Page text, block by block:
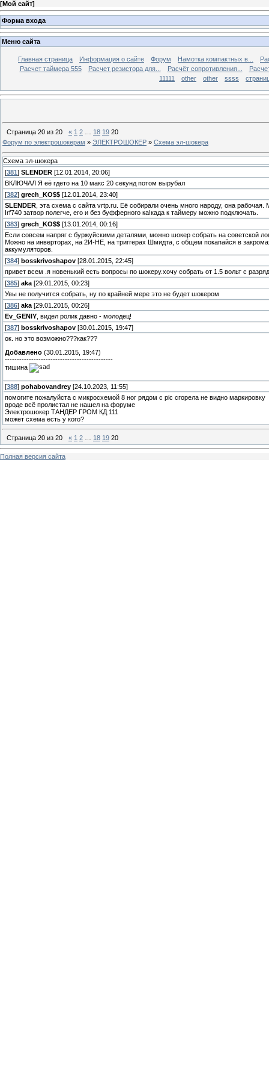
[Мой сайт]
Форма входа
Меню сайта
Главная страница Информация о сайте Форум Намотка компактных в...
Расчет таймера 555
Расчет резистора для... Расчёт сопротивления...
11111
other other ssss
Страница 20 из 20 « 1 2 18 19 20
Форум по электрошокерам » ЭЛЕКТРОШОКЕР » Схема эл-шокера
Схема эл-шокера
[381 ] SLENDER [12.01.2014, 20:06]
ВКЛЮЧАЛ Я её гдето на 10 макс 20 секунд потом вырубал
[382] grech_KO$$ [12.01.2014, 23:40]
SLENDER , эта схема с сайта vrtp.ru. Её собирали очень много народу, она
Irf740 затвор полегче, его и без буфферного ка!када к таймеру можно подключать.
[383] grech_KO$$ [13.01.2014, 00:16]
Если совсем напряг с буржуйскими деталями, можно шокер собрать на советской
Можно на инверторах, на 2И-НЕ, на триггерах Шмидта, с общем покапайся в
аккумуляторов.
[384] bosskrivoshapov [28.01.2015, 22:45]
привет всем .я новенький есть вопросы по шокеру.хочу собрать от 1.5 вольт с
[385] aka [29.01.2015, 00:23]
Увы не получится собрать, ну по крайней мере это не будет шокером
[386] aka [29.01.2015, 00:26]
Ev_GENIY , видел ролик давно - молодец!
[387] bosskrivoshapov [30.01.2015, 19:47]
ок. но это возможно???как???
Добавлено (30.01.2015, 19:47)
---------------------------------------------
тишина
[388] pohabovandrey [24.10.2023, 11:55]
помогите пожалуйста с микросхемой 8 ног рядом с pic сгорела не видно маркировку
вроде всё пролистал не нашел на форуме
Электрошокер ТАНДЕР ГРОМ КД 111
может схема есть у кого?
Страница 20 из 20 « 1 2 18 19 20
Полная версия сайта